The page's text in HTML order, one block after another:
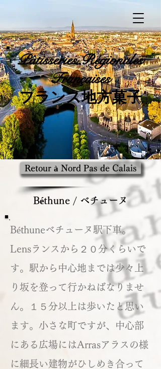
PâtisseriesRégionales
Françaises
​フランス地方菓子
Retour à Nord Pas de Calais
Béthune / ベチューヌ
Béthuneベチューヌ駅下車。
Lensランスから２０分くらいで
す。駅から中心地までは少々上
り坂を登って行かねばなりませ
ん。１５分以上は歩いたと思い
ます。小さな町ですが、中心部
にある広場にはArrasアラスの様
に細長い建物がひしめき合って